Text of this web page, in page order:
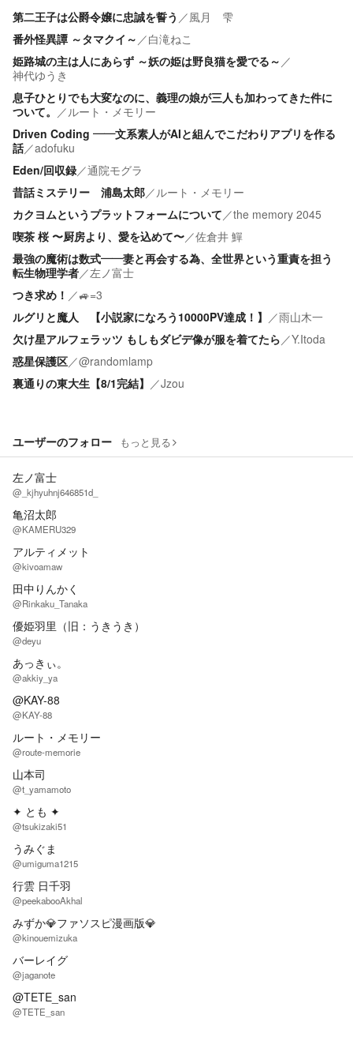
第二王子は公爵令嬢に忠誠を誓う ／風月 雫
番外怪異譚 ～タマクイ～ ／白滝ねこ
姫路城の主は人にあらず ～妖の姫は野良猫を愛でる～ ／
神代ゆうき
息子ひとりでも大変なのに、義理の娘が三人も加わってきた件に
ついて。 ／ルート・メモリー
Driven Coding ――文系素人がAIと組んでこだわりアプリを作る
話／adofuku
Eden/回収録／通院モグラ
昔話ミステリー 浦島太郎／ルート・メモリー
カクヨムというプラットフォームについて／the memory 2045
喫茶 桜 〜厨房より、愛を込めて〜／佐倉井 鱓
最強の魔術は数式――妻と再会する為、全世界という重責を担う
転生物理学者／左ノ富士
つき求め！ ／🚙=3
ルグリと魔人 【小説家になろう10000PV達成！】 ／雨山木一
欠け星アルフェラッツ もしもダビデ像が服を着てたら／Y.Itoda
惑星保護区／@randomlamp
裏通りの東大生【8/1完結】 ／Jzou
ユーザーのフォロー もっと見る
左ノ富士
@_kjhyuhnj646851d_
亀沼太郎
@KAMERU329
アルティメット
@kivoamaw
田中りんかく
@Rinkaku_Tanaka
優姫羽里（旧：うきうき）
@deyu
あっきぃ。
@akkiy_ya
@KAY-88
@KAY-88
ルート・メモリー
@route-memorie
山本司
@t_yamamoto
✦ とも ✦
@tsukizaki51
うみぐま
@umiguma1215
行雲 日千羽
@peekabooAkhal
みずか💎ファソスピ漫画版💎
@kinouemizuka
バーレイグ
@jaganote
@TETE_san
@TETE_san